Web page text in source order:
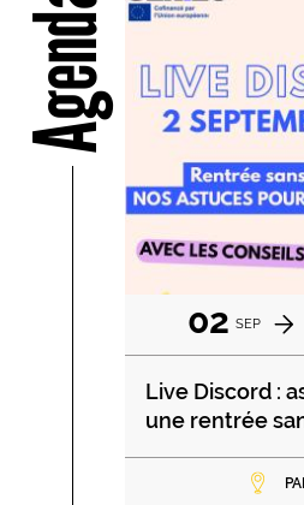
Agenda
02 SEP
Live Discord :
une rentrée